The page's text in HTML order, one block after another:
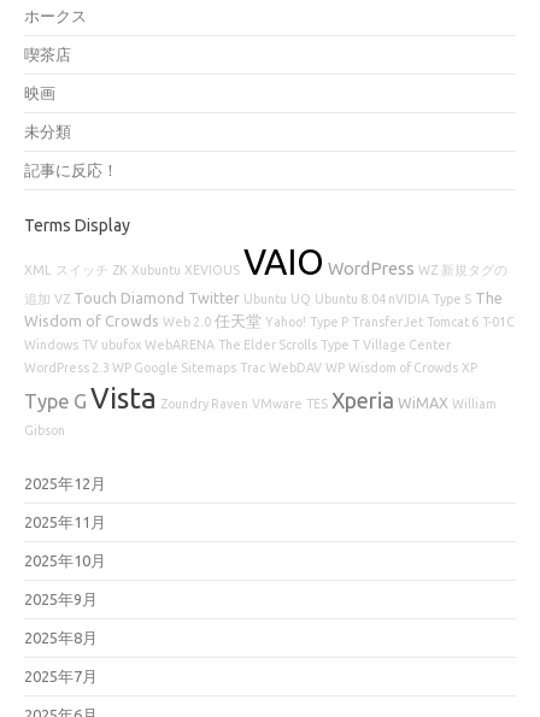
ホークス
喫茶店
映画
未分類
記事に反応！
Terms Display
XML スイッチ ZK Xubuntu XEVIOUS VAIO WordPress WZ 新規タグの
追加 VZ Touch Diamond Twitter Ubuntu UQ Ubuntu 8.04 nVIDIA Type S The
Wisdom of Crowds Web 2.0 任天堂 Yahoo! Type P TransferJet Tomcat 6 T-01C
Windows TV ubufox WebARENA The Elder Scrolls Type T Village Center
WordPress 2.3 WP Google Sitemaps Trac WebDAV WP Wisdom of Crowds XP
Type G Vista Zoundry Raven VMware TES Xperia WiMAX William
Gibson
2025年12月
2025年11月
2025年10月
2025年9月
2025年8月
2025年7月